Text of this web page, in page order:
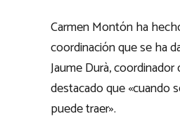
Carmen Montón ha
coordinación que se ha
Jaume Durà,
destacado que «cuando
puede traer».